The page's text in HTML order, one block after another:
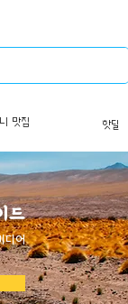
드
디어
맛집 핫딜